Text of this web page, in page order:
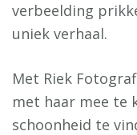
verbeelding
uniek verhaal.
Met Riek
met haar mee te
schoonheid te